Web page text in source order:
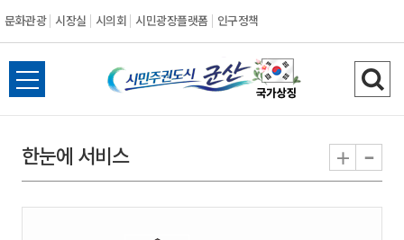
문화관광 시장실 시의회 시민광장플랫폼 인구정책
시
민
권
전
체
뉴
열
검
색
기
한눈에 서비스 + -